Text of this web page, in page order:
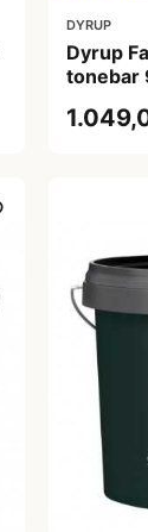
DYRUP
Dyrup
tonebar